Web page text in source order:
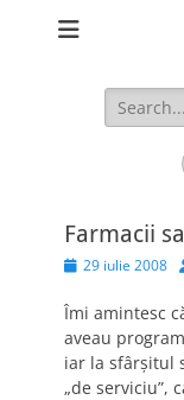
Search
for:
Farmacii
Posted29 iulie 2008
Îmi amintesc
aveau
iar la sfârşitul
„de serviciu”,